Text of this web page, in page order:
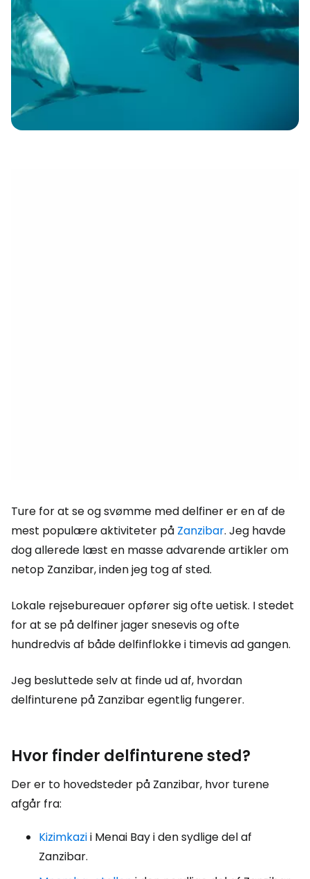
Ture for at se og svømme med delfiner er en af de
mest populære aktiviteter på Zanzibar. Jeg havde
dog allerede læst en masse advarende artikler om
netop Zanzibar, inden jeg tog af sted.
Lokale rejsebureauer opfører sig ofte uetisk. I stedet
for at se på delfiner jager snesevis og ofte
hundredvis af både delfinflokke i timevis ad gangen.
Jeg besluttede selv at finde ud af, hvordan
delfinturene på Zanzibar egentlig fungerer.
Hvor finder delfinturene sted?
Der er to hovedsteder på Zanzibar, hvor turene
afgår fra:
Kizimkazii Menai Bay i den sydlige del af
Zanzibar.